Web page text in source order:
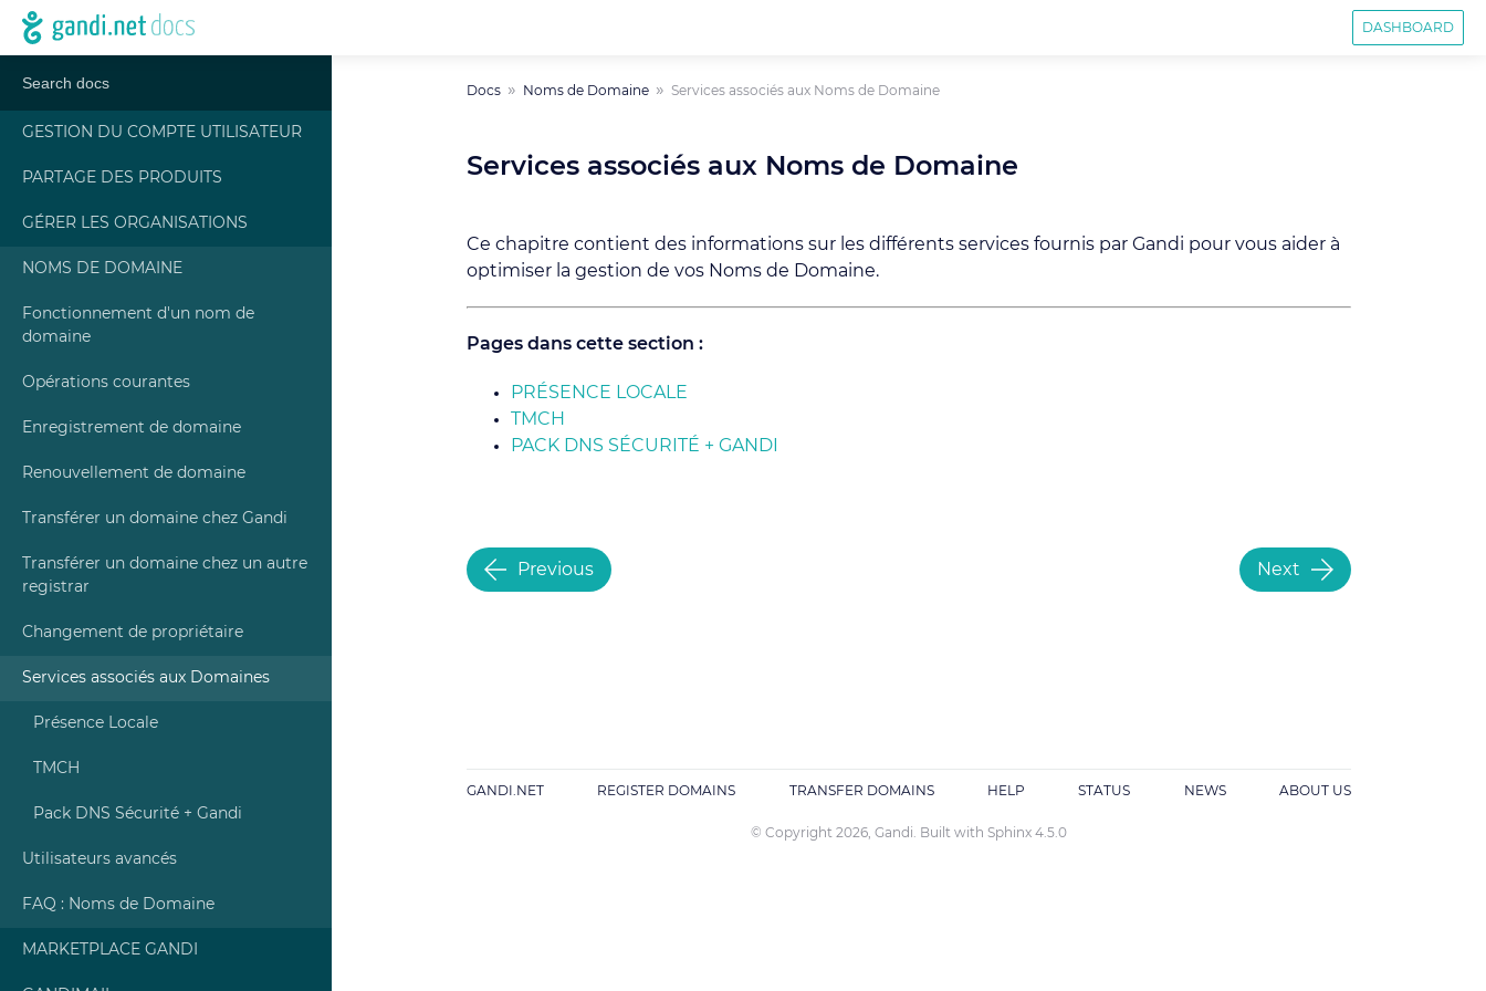
DASHBOARD
GESTION DU COMPTE UTILISATEUR
PARTAGE DES PRODUITS
GÉRER LES ORGANISATIONS
NOMS DE DOMAINE
Fonctionnement d'un nom de
domaine
Opérations courantes
Enregistrement de domaine
Renouvellement de domaine
Transférer un domaine chez Gandi
Transférer un domaine chez un autre
registrar
Changement de propriétaire
Services associés aux Domaines
Présence Locale
TMCH
Pack DNS Sécurité + Gandi
Utilisateurs avancés
FAQ : Noms de Domaine
MARKETPLACE GANDI
Docs Noms de Domaine Services associés aux Noms de Domaine
Services associés aux Noms de Domaine
Ce chapitre contient des informations sur les différents services fournis par Gandi pour vous aider à
optimiser la gestion de vos Noms de Domaine.
Pages dans cette section :
PRÉSENCE LOCALE
TMCH
PACK DNS SÉCURITÉ + GANDI
Previous Next
GANDI.NET REGISTER DOMAINS TRANSFER DOMAINS HELP STATUS NEWS ABOUT US
© Copyright 2026, Gandi. Built with Sphinx 4.5.0